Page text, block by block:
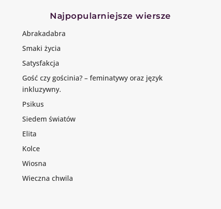
Najpopularniejsze wiersze
Abrakadabra
Smaki życia
Satysfakcja
Gość czy gościnia? – feminatywy oraz język
inkluzywny.
Psikus
Siedem światów
Elita
Kolce
Wiosna
Wieczna chwila